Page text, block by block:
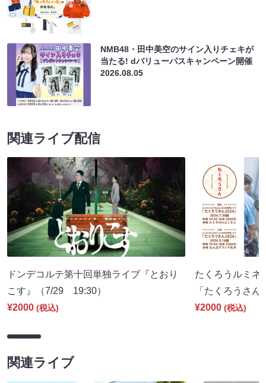
NMB48・田中美空のサイン入りチェキが
当たる! dバリューパスキャンペーン開催
2026.08.05
関連ライブ配信
ドンデコルテ第十回単独ライブ『とおり
こす』（7/29 19:30）
¥2000 (税込)
たくろうルミネ
「たくろうさ
¥2000 (税込)
関連ライブ